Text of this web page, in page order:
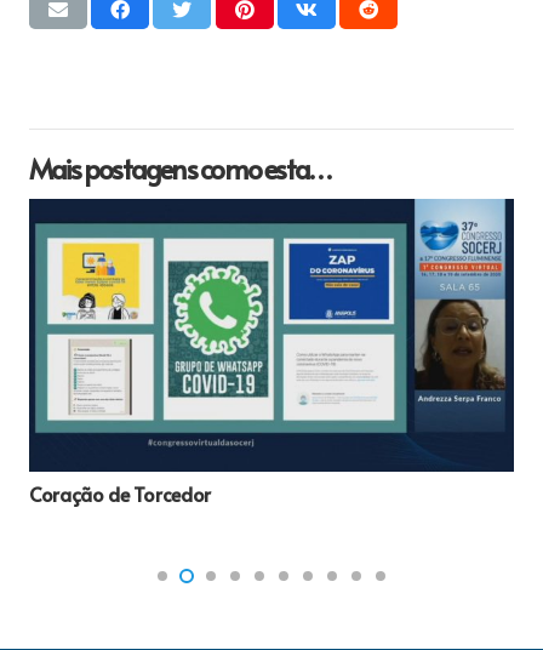
Mais postagens como esta…
Coração de Torcedor